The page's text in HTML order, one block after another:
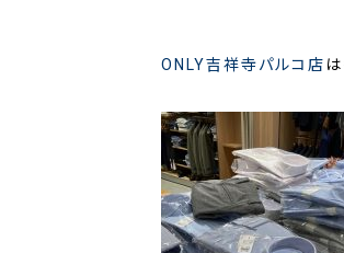
ONLY吉祥寺パルコ店